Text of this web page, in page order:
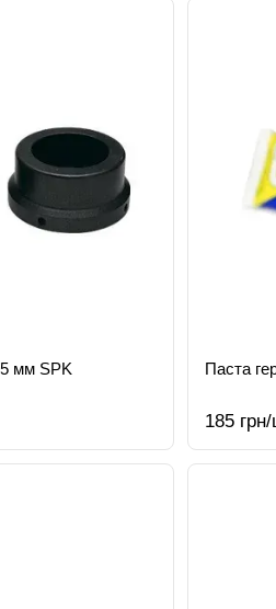
мм SPK Паста
185